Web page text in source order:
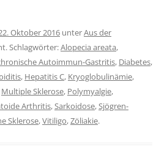
Oktober 2016 unterAus der
Schlagwörter:Alopecia areata,
Autoimmun-Gastritis, Diabetes,
, Hepatitis C, Kryoglobulinämie,
Multiple Sklerose, Polymyalgie,
Arthritis,Sarkoidose,Sjögren-
Sklerose,Vitiligo,Zöliakie.